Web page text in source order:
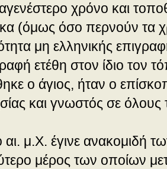
χρόνο και
(όμως όσο περνούν τα
μη ελληνικής
ετέθη στον ίδιο τον
ο άγιος, ήταν ο
και γνωστός σε όλους
αι. μ.Χ. έγινε ανακομιδή
μέρος των οποίων